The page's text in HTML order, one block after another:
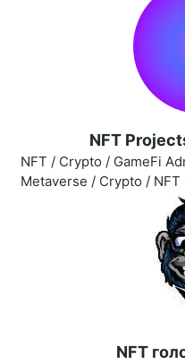
NFT
NFT / Crypto / GameFi
Metaverse / Crypto / NFT
NFT